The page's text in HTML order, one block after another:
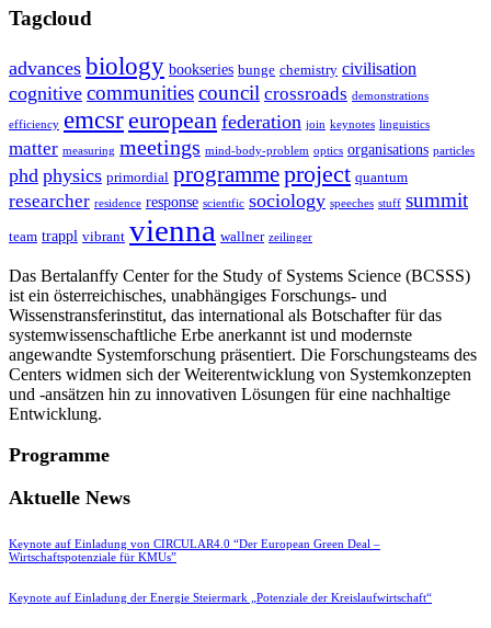
Tagcloud
advances biology bookseries bunge chemistry civilisation
cognitive communitiescouncil crossroads demonstrations
efficiency emcsreuropean federation join keynotes linguistics
matter measuring meetings mind-body-problem optics organisations particles
phd physics primordial programmeproject quantum
researcher residence response scientfic sociology speeches stuff summit
team trappl vibrant vienna wallner zeilinger
Das Bertalanffy Center for the Study of Systems Science (BCSSS)
ist ein österreichisches, unabhängiges Forschungs- und
Wissenstransferinstitut, das international als Botschafter für das
systemwissenschaftliche Erbe anerkannt ist und modernste
angewandte Systemforschung präsentiert. Die Forschungsteams des
Centers widmen sich der Weiterentwicklung von Systemkonzepten
und -ansätzen hin zu innovativen Lösungen für eine nachhaltige
Entwicklung.
Programme
Aktuelle News
Keynote auf Einladung von CIRCULAR4.0 “Der European Green Deal –
Wirtschaftspotenziale für KMUs”
Keynote auf Einladung der Energie Steiermark „Potenziale der Kreislaufwirtschaft“